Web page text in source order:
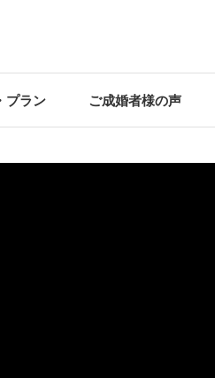
プラン ご成婚者様の声